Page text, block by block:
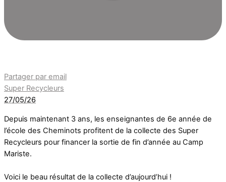
Partager par email
Super Recycleurs
27/05/26
Depuis maintenant 3 ans, les enseignantes de 6e année de
l’école des Cheminots profitent de la collecte des Super
Recycleurs pour financer la sortie de fin d’année au Camp
Mariste.
Voici le beau résultat de la collecte d’aujourd’hui !